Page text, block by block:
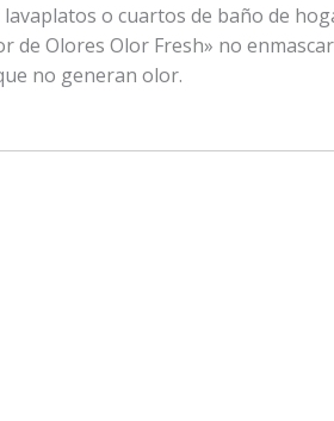
o cuartos de baño de
Olores Olor Fresh» no
no generan olor.